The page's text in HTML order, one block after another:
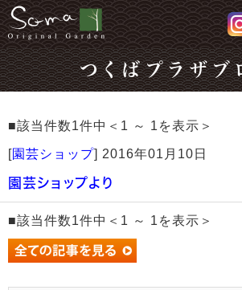
つくばプラザブ
■該当件数1件中＜1 ～ 1を表示＞
[園芸ショップ] 2016年01月10日
園芸ショップより
■該当件数1件中＜1 ～ 1を表示＞